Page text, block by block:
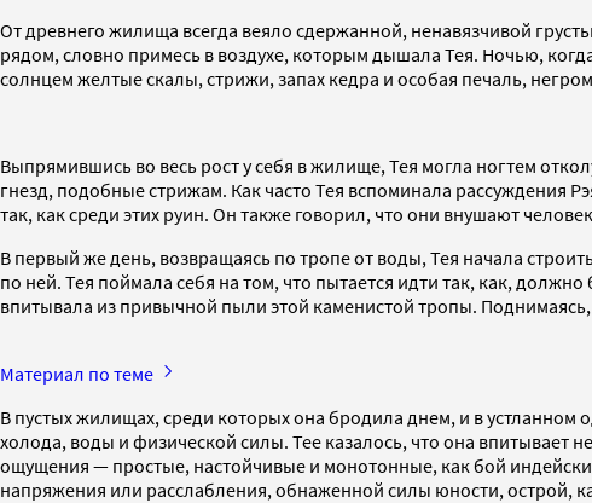
От древнего жилища всегда веяло сдержанной, ненавязчивой
рядом, словно примесь в воздухе, которым дышала Тея. Ночью,
солнцем желтые скалы, стрижи, запах кедра и особая печаль,
Выпрямившись во весь рост у себя в жилище, Тея могла ногтем
гнезд, подобные стрижам. Как часто Тея вспоминала рассуждения
так, как среди этих руин. Он также говорил, что они внушают
В первый же день, возвращаясь по тропе от воды, Тея начала
по ней. Тея поймала себя на том, что пытается идти так, как,
впитывала из привычной пыли этой каменистой тропы.
Материал по теме
В пустых жилищах, среди которых она бродила днем, и в устланном
холода, воды и физической силы. Тее казалось, что она впитывает
ощущения — простые, настойчивые и монотонные, как бой
напряжения или расслабления, обнаженной силы юности, острой,